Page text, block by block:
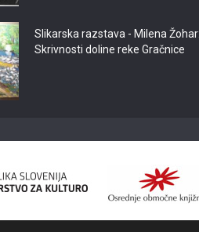
Slikarska razstava - Milena Žohar:
Skrivnosti doline reke Gračnice